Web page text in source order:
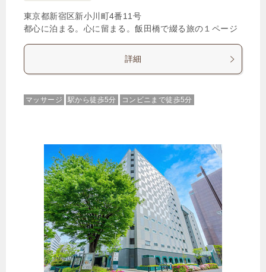
東京都新宿区新小川町4番11号
都心に泊まる。心に留まる。飯田橋で綴る旅の１ページ
詳細
マッサージ 駅から徒歩5分 コンビニまで徒歩5分